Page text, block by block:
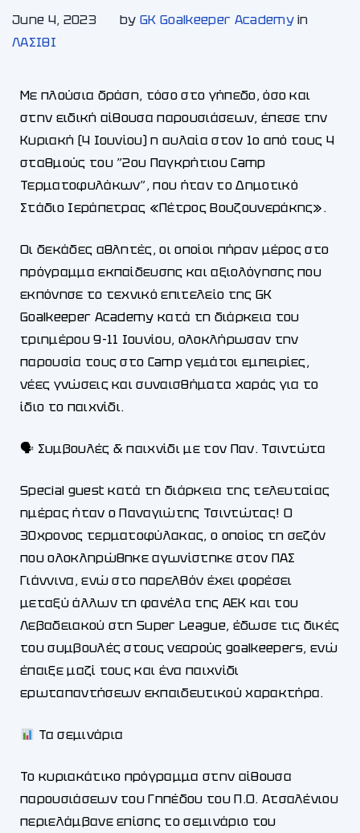
June 4, 2023 byGK Goalkeeper Academyin
ΛΑΣΙΘΙ
Με πλούσια δράση, τόσο στο γήπεδο, όσο και
στην ειδική αίθουσα παρουσιάσεων, έπεσε την
Κυριακή (4 Ιουνίου) η αυλαία στον 1ο από τους 4
σταθμούς του ”2ου Παγκρήτιου Camp
Τερματοφυλάκων”, που ήταν το Δημοτικό
Στάδιο Ιεράπετρας «Πέτρος Βουζουνεράκης».
Οι δεκάδες αθλητές, οι οποίοι πήραν μέρος στο
πρόγραμμα εκπαίδευσης και αξιολόγησης που
εκπόνησε το τεχνικό επιτελείο της GK
Goalkeeper Academy κατά τη διάρκεια του
τριημέρου 9-11 Ιουνίου, ολοκλήρωσαν την
παρουσία τους στο Camp γεμάτοι εμπειρίες,
νέες γνώσεις και συναισθήματα χαράς για το
ίδιο το παιχνίδι.
🗣 Συμβουλές & παιχνίδι με τον Παν. Τσιντώτα
Special guest κατά τη διάρκεια της τελευταίας
ημέρας ήταν ο Παναγιώτης Τσιντώτας! Ο
30χρονος τερματοφύλακας, ο οποίος τη σεζόν
που ολοκληρώθηκε αγωνίστηκε στον ΠΑΣ
Γιάννινα, ενώ στο παρελθόν έχει φορέσει
μεταξύ άλλων τη φανέλα της ΑΕΚ και του
Λεβαδειακού στη Super League, έδωσε τις δικές
του συμβουλές στους νεαρούς goalkeepers, ενώ
έπαιξε μαζί τους και ένα παιχνίδι
ερωταπαντήσεων εκπαιδευτικού χαρακτήρα.
Τα σεμινάρια
Το κυριακάτικο πρόγραμμα στην αίθουσα
παρουσιάσεων του Γηπέδου του Π.Ο. Ατσαλένιου
περιελάμβανε επίσης το σεμινάριο του